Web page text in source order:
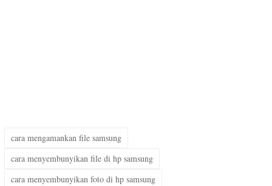
cara mengamankan file samsung
cara menyembunyikan file di hp samsung
cara menyembunyikan foto di hp samsung